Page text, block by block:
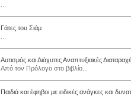
Γάτες του Σιάμ
Αυτισμός και Διάχυτες Αναπτυξιακές
Από τον Πρόλογο στο βιβλίο...
Παιδιά και έφηβοι με ειδικές ανάγκες και